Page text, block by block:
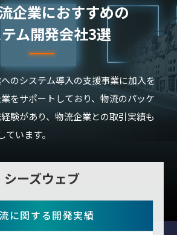
企業におすすめの
ム開発会社3選
のシステム導入の支援事業に加入を
をサポートしており、物流のパッケ
験があり、物流企業との取引実績も
います。
シーズウェブ
に関する開発実績